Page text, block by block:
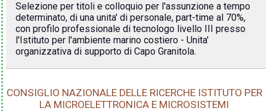
Selezione per titoli e colloquio per l'assunzione a tempo
determinato, di una unita' di personale, part-time al 70%,
con profilo professionale di tecnologo livello III presso
l'Istituto per l'ambiente marino costiero - Unita'
organizzativa di supporto di Capo Granitola.
CONSIGLIO NAZIONALE DELLE RICERCHE ISTITUTO PER
LA MICROELETTRONICA E MICROSISTEMI